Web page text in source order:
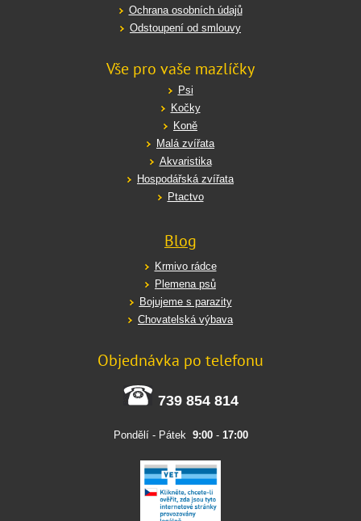
Ochrana osobních údajů
Odstoupení od smlouvy
Vše pro vaše mazlíčky
Psi
Kočky
Koně
Malá zvířata
Akvaristika
Hospodářská zvířata
Ptactvo
Blog
Krmivo rádce
Plemena psů
Bojujeme s parazity
Chovatelská výbava
Objednávka po telefonu
739 854 814
Pondělí - Pátek 9:00- 17:00